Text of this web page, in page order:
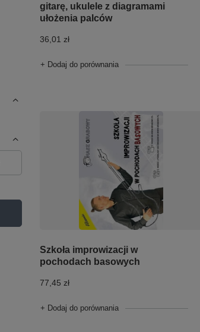
gitarę, ukulele z diagramami
ułożenia palców
36,01 zł
+ Dodaj do porównania
Szkoła improwizacji w
pochodach basowych
77,45 zł
+ Dodaj do porównania